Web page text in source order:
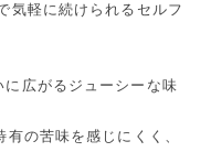
気軽に続けられるセルフ
広がるジューシーな味
の苦味を感じにくく、